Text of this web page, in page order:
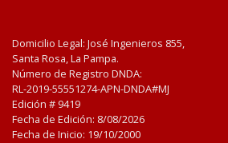
Domicilio Legal: José Ingenieros 855,
Santa Rosa, La Pampa.
Número de Registro DNDA:
RL-2019-55551274-APN-DNDA#MJ
Edición # 9419
Fecha de Edición: 8/08/2026
Fecha de Inicio: 19/10/2000